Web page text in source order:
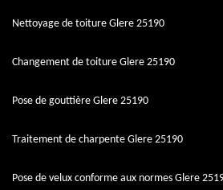
Nettoyage de toiture Glere 25190
Changement de toiture Glere 25190
Pose de gouttière Glere 25190
Traitement de charpente Glere 25190
Pose de velux conforme aux normes Glere